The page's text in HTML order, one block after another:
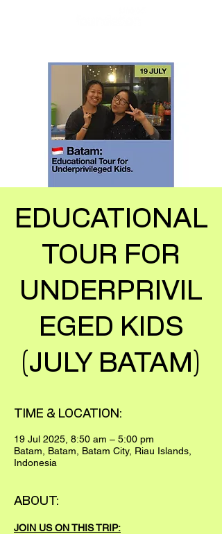
EDUCATIONAL
TOUR FOR
UNDERPRIVIL
EGED KIDS
(JULY BATAM)
TIME & LOCATION:
19 Jul 2025, 8:50 am – 5:00 pm
Batam, Batam, Batam City, Riau Islands,
Indonesia
ABOUT:
JOIN US ON THIS TRIP: